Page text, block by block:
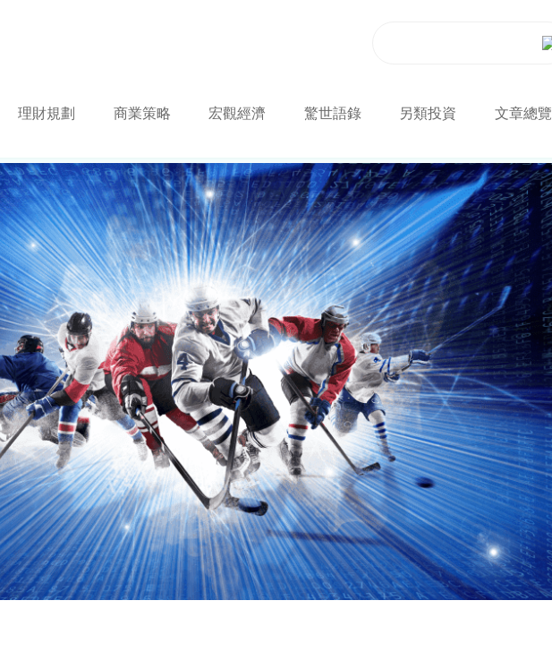
理財規劃 商業策略 宏觀經濟 驚世語錄 另類投資 文章總覽